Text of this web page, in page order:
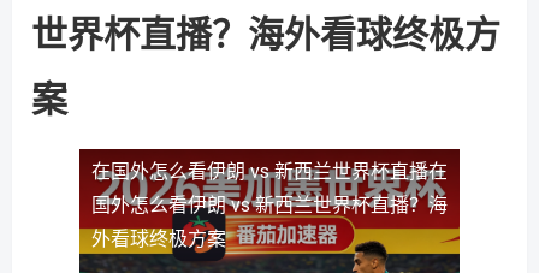
世界杯直播？海外看球终极方
案
在国外怎么看伊朗 vs 新西兰世界杯直播在
国外怎么看伊朗 vs 新西兰世界杯直播？海
外看球终极方案